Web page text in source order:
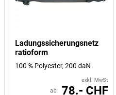
Ladungssicherungsnetz
ratioform
100 % Polyester, 200 daN
exkl. MwSt
ab 78.- CHF